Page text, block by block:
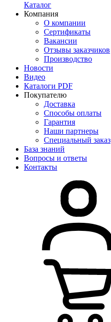
Каталог
Компания
О компании
Сертификаты
Вакансии
Отзывы заказчиков
Производство
Новости
Видео
Каталоги PDF
Покупателю
Доставка
Способы оплаты
Гарантия
Наши партнеры
Специальный заказ
База знаний
Вопросы и ответы
Контакты